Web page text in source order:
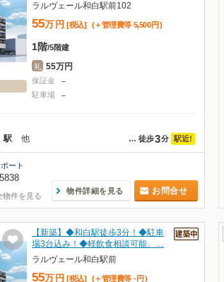
ラルヴェール和白駅前102
55万 円 [税込] (＋管理費等 5,500 円 )
1階/5階建
礼 55万円
保証金 －
駐車場 －
… 徒歩3分 駅近!
駅 他
ート
物件を見る
物件詳細を見る お問合せ
【新築】◆和白駅徒歩3分！◆駐車
場3台込み！◆軽飲食相談可能、…
ラルヴェール和白駅前
55万 円 [税込] (＋管理費等 - 円 )